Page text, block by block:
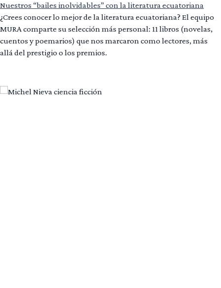
Nuestros “bailes inolvidables” con la literatura ecuatoriana
¿Crees conocer lo mejor de la literatura ecuatoriana? El equipo
MURA comparte su selección más personal: 11 libros (novelas,
cuentos y poemarios) que nos marcaron como lectores, más
allá del prestigio o los premios.